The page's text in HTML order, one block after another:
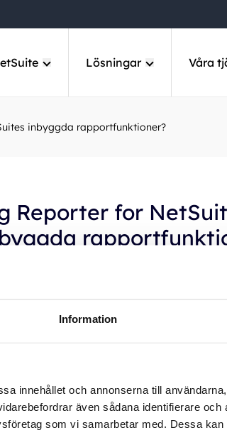
Information
innehållet och annonserna till
även sådana identifierare och
som vi samarbetar med. Dessa
Lösningar Våra
inbyggda rapportfunktioner?
Reporter for
och generera professionella
från dashboarden eller via e-post.
verksamhetsanpassade rapporter,